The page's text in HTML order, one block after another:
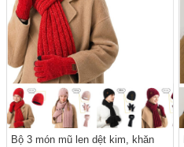
Bộ 3 món mũ len dệt kim, khăn